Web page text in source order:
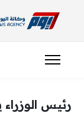
رئيس